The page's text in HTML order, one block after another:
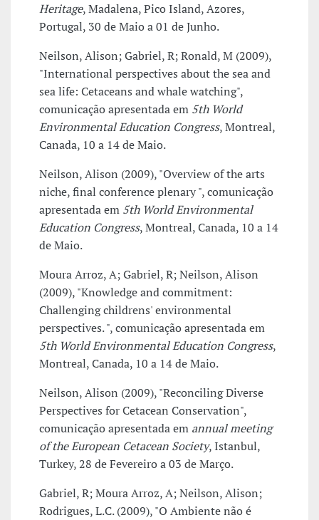
Heritage, Madalena, Pico Island, Azores,
Portugal, 30 de Maio a 01 de Junho.
Neilson, Alison; Gabriel, R; Ronald, M (2009),
"International perspectives about the sea and
sea life: Cetaceans and whale watching",
comunicação apresentada em 5th World
Environmental Education Congress, Montreal,
Canada, 10 a 14 de Maio.
Neilson, Alison (2009), "Overview of the arts
niche, final conference plenary ", comunicação
apresentada em 5th World Environmental
Education Congress, Montreal, Canada, 10 a 14
de Maio.
Moura Arroz, A; Gabriel, R; Neilson, Alison
(2009), "Knowledge and commitment:
Challenging childrens' environmental
perspectives. ", comunicação apresentada em
5th World Environmental Education Congress,
Montreal, Canada, 10 a 14 de Maio.
Neilson, Alison (2009), "Reconciling Diverse
Perspectives for Cetacean Conservation",
comunicação apresentada em annual meeting
of the European Cetacean Society, Istanbul,
Turkey, 28 de Fevereiro a 03 de Março.
Gabriel, R; Moura Arroz, A; Neilson, Alison;
Rodrigues, L.C. (2009), "O Ambiente não é